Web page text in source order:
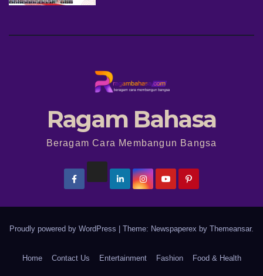
Ragam Bahasa
Beragam Cara Membangun Bangsa
Proudly powered by WordPress Theme: Newspaperex by Themeansar.
Home Contact Us Entertainment Fashion Food & Health